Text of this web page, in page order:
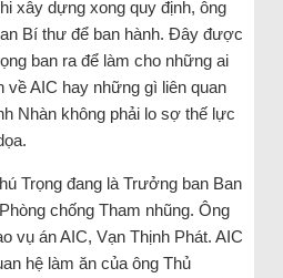
xây dựng xong quy định, ông
Bí thư để ban hành. Đây được
ban ra để làm cho những ai
về AIC hay những gì liên quan
Nhàn không phải lo sợ thế lực
Trọng đang là Trưởng ban Ban
chống Tham nhũng. Ông
vụ án AIC, Vạn Thịnh Phát. AIC
hệ làm ăn của ông Thủ